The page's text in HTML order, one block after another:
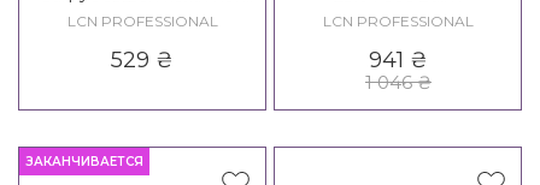
LCN Chapped Skin Balm
LCN PROFESSIONAL
529 ₴
LCN PROFESSIONAL
941 ₴
1 046₴
ЗАКАНЧИВАЕТСЯ